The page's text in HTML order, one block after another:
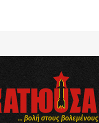
... βολή στους βολεμένους